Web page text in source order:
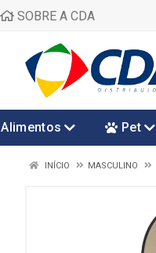
SOBRE A CDA
Alimentos Pet
INÍCIO MASCULINO